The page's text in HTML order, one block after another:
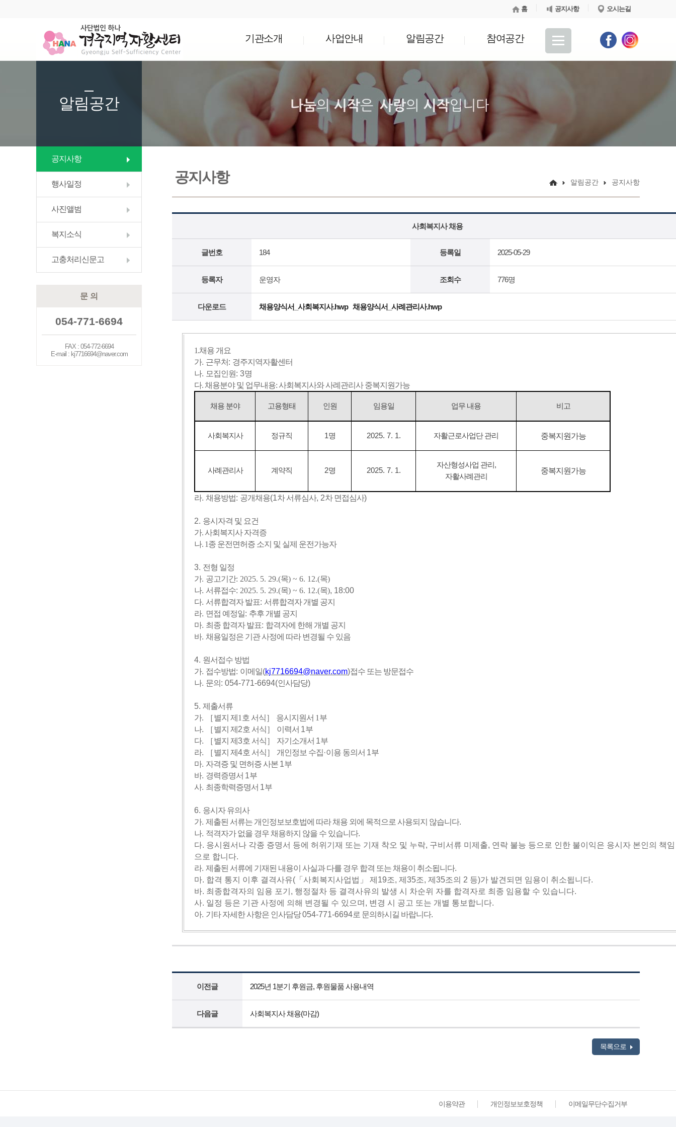
홈 공지사항 오시는길
기관소개 사업안내 알림공간 참여공간
알림공간
공지사항
행사일정
사진앨범
복지소식
고충처리신문고
문 의
054-771-6694
FAX : 054-772-6694
E-mail : kj7716694@naver.com
공지사항 알림공간 공지사항
사회복지사 채용
글번호 184 등록일 2025-05-29
등록자 운영자 조회수 776명
다운로드 채용양식서_사회복지사.hwp 채용양식서_사례관리사.hwp
1.채용 개요
가. 근무처: 경주지역자활센터
나. 모집인원: 3명
다. 채용분야 및 업무내용: 사회복지사와 사례관리사 중복지원가능
채용 분야 고용형태 인원 임용일 업무 내용 비고
사회복지사 정규직 1명 2025. 7. 1. 자활근로사업단 관리 중복지원가능
사례관리사 계약직 2명 2025. 7. 1.
자산형성사업 관리,
자활사례관리
중복지원가능
라. 채용방법: 공개채용(1차 서류심사, 2차 면접심사)
2. 응시자격 및 요건
가. 사회복지사 자격증
나. 1종 운전면허증 소지 및 실제 운전가능자
3. 전형 일정
가. 공고기간: 2025. 5. 29.(목) ~ 6. 12.(목)
나. 서류접수: 2025. 5. 29.(목) ~ 6. 12.(목), 18:00
다. 서류합격자 발표: 서류합격자 개별 공지
라. 면접 예정일: 추후 개별 공지
마. 최종 합격자 발표: 합격자에 한해 개별 공지
바. 채용일정은 기관 사정에 따라 변경될 수 있음
4. 원서접수 방법
가. 접수방법: 이메일(kj7716694@naver.com)접수 또는 방문접수
나. 문의 : 054-771-6694(인사담당)
5. 제출서류
가. ［ 별지 제 1 호 서식］ 응시지원서 1 부
나. ［ 별지 제 2호 서식］ 이력서 1부
다. ［ 별지 제 3호 서식］ 자기소개서 1부
라. ［ 별지 제 4호 서식］ 개인정보 수집·이용 동의서 1부
마. 자격증 및 면허증 사본 1부
바. 경력증명서 1부
사. 최종학력증명서 1부
6. 응시자 유의사
가. 제출된 서류는 개인정보보호법에 따라 채용 외에 목적으로 사용되지 않습니다.
나. 적격자가 없을 경우 채용하지 않을 수 있습니다.
다. 응시원서나 각종 증명서 등에 허위기재 또는 기재 착오 및 누락, 구비서류 미제출, 연락 불능 등으로 인한 불이익은 응시자 본인의 책임
으로 합니다.
라. 제출된 서류에 기재된 내용이 사실과 다를 경우 합격 또는 채용이 취소됩니다.
마. 합격 통지 이후 결격사유( 「 사회복지사업법 」 제 19조, 제 35조, 제 35조의 2 등)가 발견되면 임용이 취소됩니다.
바. 최종합격자의 임용 포기 , 행정절차 등 결격사유의 발생 시 차순위 자를 합격자로 최종 임용할 수 있습니다.
사. 일정 등은 기관 사정에 의해 변경될 수 있으며 , 변경 시 공고 또는 개별 통보합니다.
아. 기타 자세한 사항은 인사담당054-771-6694로 문의하시길 바랍니다.
이전글 2025년 1분기 후원금, 후원물품 사용내역
다음글 사회복지사 채용(마감)
목록으로
이용약관 개인정보보호정책 이메일무단수집거부